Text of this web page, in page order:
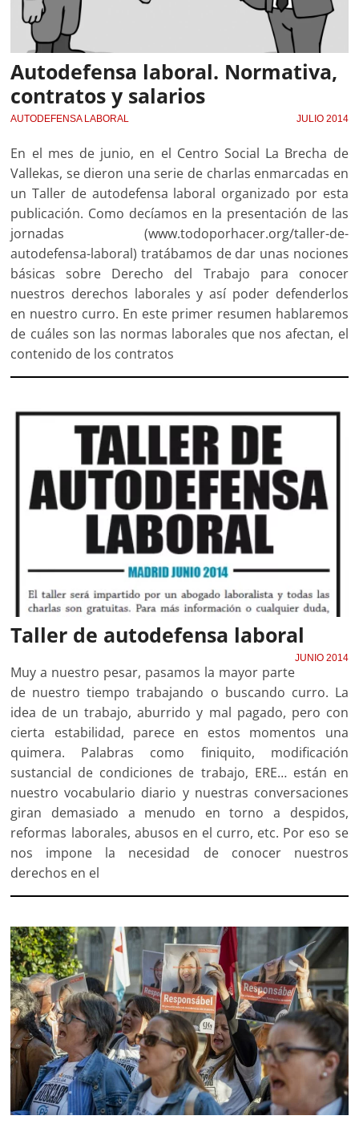
Autodefensa laboral. Normativa,
contratos y salarios
AUTODEFENSA LABORAL JULIO 2014
En el mes de junio, en el Centro Social La Brecha de
Vallekas, se dieron una serie de charlas enmarcadas en
un Taller de autodefensa laboral organizado por esta
publicación. Como decíamos en la presentación de las
jornadas (www.todoporhacer.org/taller-de-
autodefensa-laboral) tratábamos de dar unas nociones
básicas sobre Derecho del Trabajo para conocer
nuestros derechos laborales y así poder defenderlos
en nuestro curro. En este primer resumen hablaremos
de cuáles son las normas laborales que nos afectan, el
contenido de los contratos
Taller de autodefensa laboral
JUNIO 2014
Muy a nuestro pesar, pasamos la mayor parte
de nuestro tiempo trabajando o buscando curro. La
idea de un trabajo, aburrido y mal pagado, pero con
cierta estabilidad, parece en estos momentos una
quimera. Palabras como finiquito, modificación
sustancial de condiciones de trabajo, ERE… están en
nuestro vocabulario diario y nuestras conversaciones
giran demasiado a menudo en torno a despidos,
reformas laborales, abusos en el curro, etc. Por eso se
nos impone la necesidad de conocer nuestros
derechos en el